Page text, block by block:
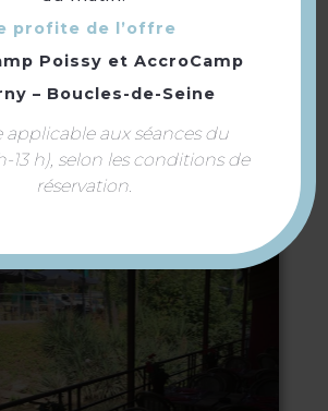
sur la Seine à
Mantes-la-Jolie à
Dennemont
profite de l’offre
Poissy et AccroCamp
– Boucles-de-Seine
applicable aux séances du
13 h), selon les conditions de
réservation.